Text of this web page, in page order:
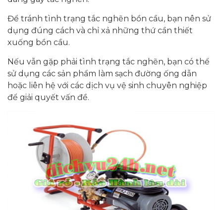
Để tránh tình trạng tắc nghẽn bồn cầu, bạn nên sử
dụng đúng cách và chỉ xả những thứ cần thiết
xuống bồn cầu.
Nếu vẫn gặp phải tình trạng tắc nghẽn, bạn có thể
sử dụng các sản phẩm làm sạch đường ống dẫn
hoặc liên hệ với các dịch vụ vệ sinh chuyên nghiệp
để giải quyết vấn đề.